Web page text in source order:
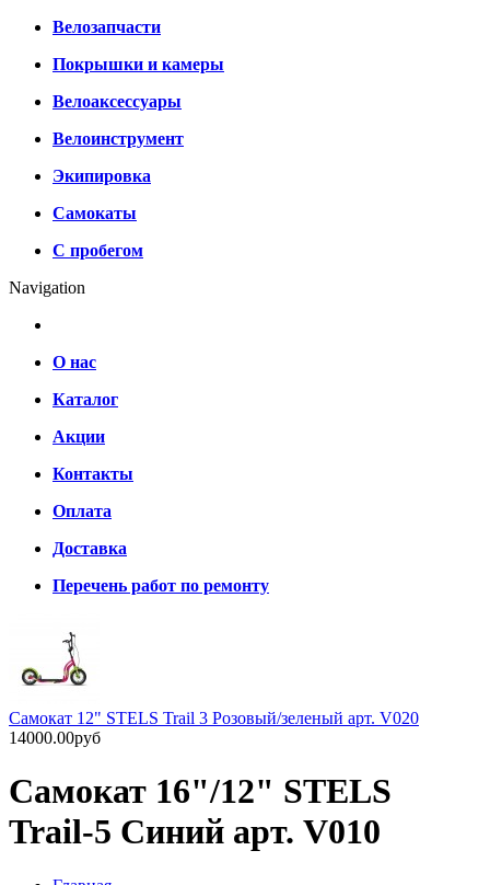
Велозапчасти
Покрышки и камеры
Велоаксессуары
Велоинструмент
Экипировка
Самокаты
С пробегом
Navigation
О нас
Каталог
Акции
Контакты
Оплата
Доставка
Перечень работ по ремонту
Самокат 12" STELS Trail 3 Розовый/зеленый арт. V020
14000.00руб
Самокат 16"/12" STELS
Trail-5 Синий арт. V010